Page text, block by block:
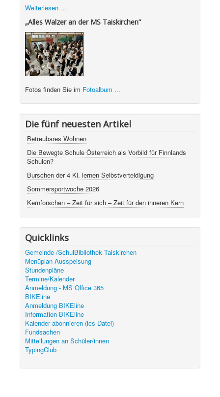
Weiterlesen ...
„Alles Walzer an der MS Taiskirchen“
Fotos finden Sie im Fotoalbum ...
Die fünf neuesten Artikel
Betreubares Wohnen
Die Bewegte Schule Österreich als Vorbild für Finnlands
Schulen?
Burschen der 4 Kl. lernen Selbstverteidigung
Sommersportwoche 2026
Kernforschen – Zeit für sich – Zeit für den inneren Kern
Quicklinks
Gemeinde-/SchulBibliothek Taiskirchen
Menüplan Ausspeisung
Stundenpläne
Termine/Kalender
Anmeldung - MS Office 365
BIKEline
Anmeldung BIKEline
Information BIKEline
Kalender abonnieren (ics-Datei)
Fundsachen
Mitteilungen an Schüler/innen
TypingClub